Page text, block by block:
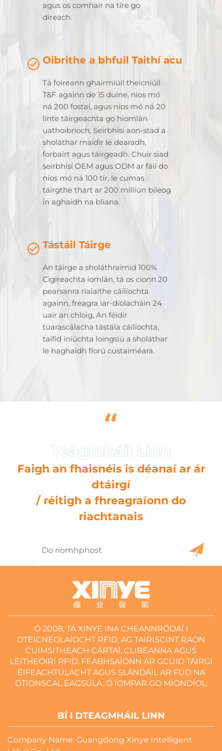
agus os comhair na tíre go
díreach.
Oibrithe a bhfuil Taithí acu
Tá foireann ghairmiúil theicniúil
T&F againn de 15 duine, níos mó
ná 200 fostaí, agus níos mó ná 20
línte táirgeachta go hiomlán
uathoibríoch. Seirbhísí aon-stad a
sholáthar maidir le dearadh,
forbairt agus táirgeadh. Chuir siad
seirbhísí OEM agus ODM ar fáil do
níos mó ná 100 tír, le cumas
táirgthe thart ar 200 milliún bileog
in aghaidh na bliana.
Tástáil Táirge
An táirge a sholáthraímid 100%
Cigireachta iomlán, tá os cionn 20
pearsanra rialaithe cáilíochta
againn, freagra iar-díolacháin 24
uair an chloig, An féidir
tuarascálacha tástála cáilíochta,
taifid iniúchta loingsiú a sholáthar
le haghaidh fíorú custaiméara.
“
Faigh an fhaisnéis is déanaí ar ár
dtáirgí
/ réitigh a fhreagraíonn do
riachtanais
Ó 2008, TÁ XINYE INA CHEANNRÓDAÍ I
DTEICNEOLAÍOCHT RFID, AG TAIRISCINT RAON
CUIMSITHEACH CÁRTAÍ, CLIBEANNA AGUS
LÉITHEOIRÍ RFID. FEABHSAÍONN ÁR GCUID TÁIRGÍ
ÉIFEACHTÚLACHT AGUS SLÁNDÁIL AR FUD NA
DTIONSCAL ÉAGSÚLA, Ó IOMPAR GO MIONDÍOL.
BÍ I DTEAGMHÁIL LINN
Company Name: Guangdong Xinye Intelligent